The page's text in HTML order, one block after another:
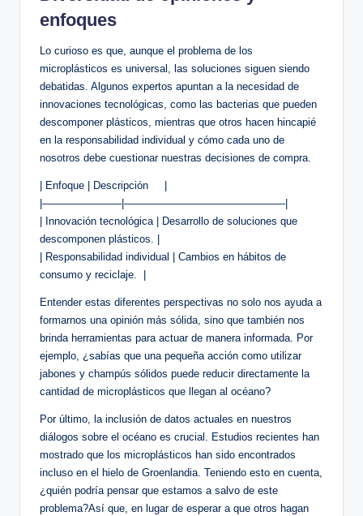
enfoques
Lo curioso es que, aunque el problema de los
microplásticos es universal, las soluciones siguen siendo
debatidas. Algunos expertos apuntan a la necesidad de
innovaciones tecnológicas, como las bacterias que ⁤pueden
descomponer plásticos, mientras que otros hacen hincapié
en la responsabilidad individual y cómo cada uno de
nosotros debe cuestionar nuestras ⁣decisiones de compra.
| Enfoque | Descripción ⁣ ⁣ ⁣ ‌ |
|———————–|———————————————-|
| Innovación tecnológica | Desarrollo de soluciones que
descomponen plásticos. |
| Responsabilidad individual | Cambios en hábitos de
consumo y reciclaje. ‍ |
Entender estas diferentes perspectivas no solo nos ayuda ‌a
formarnos ‍una opinión más sólida, sino que también nos
brinda herramientas para actuar de manera informada. Por
ejemplo, ¿sabías que una pequeña acción como ⁤utilizar
jabones y champús sólidos puede reducir directamente la
cantidad de microplásticos que llegan al⁣ océano?
Por último, la inclusión de datos‍ actuales en nuestros
diálogos sobre el océano⁣ es crucial. Estudios recientes han
mostrado que los microplásticos han sido encontrados
incluso en el hielo de Groenlandia. Teniendo esto en cuenta,
¿quién podría pensar ⁣que estamos a salvo de este
problema?Así que, en lugar de esperar a que otros hagan